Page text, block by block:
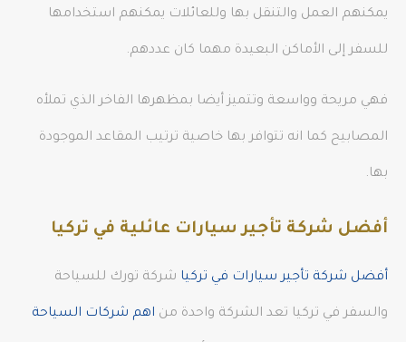
يمكنهم العمل والتنقل بها وللعائلات يمكنهم استخدامها
للسفر إلى الأماكن البعيدة مهما كان عددهم.
فهي مريحة وواسعة وتتميز أيضا بمظهرها الفاخر الذي تملأه
المصابيح كما انه تتوافر بها خاصية ترتيب المقاعد الموجودة
بها.
أفضل شركة تأجير سيارات عائلية في تركيا
أفضل شركة تأجير سيارات في تركيا شركة تورك للسياحة
والسفر في تركيا تعد الشركة واحدة من اهم شركات السياحة